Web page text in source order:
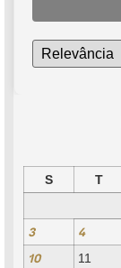
S
T
3 4
10 11